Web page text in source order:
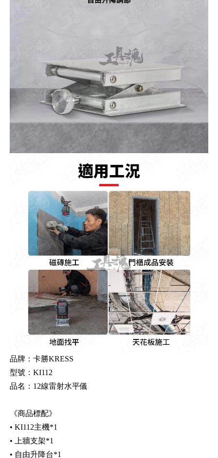
品牌：卡勝KRESS
型號：KI112
品名：12線雷射水平儀
《商品標配》
• KI112主機*1
• 上牆支架*1
• 自由升降台*1